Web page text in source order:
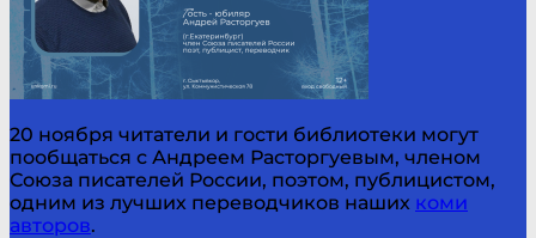
20 ноября читатели и гости библиотеки могут
пообщаться с Андреем Расторгуевым, членом
Союза писателей России, поэтом, публицистом,
одним из лучших переводчиков наших коми
авторов.